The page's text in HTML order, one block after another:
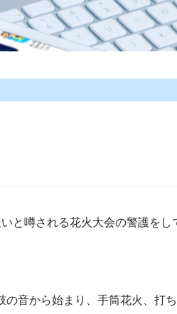
と噂される花火大会の警護をし
音から始まり、手筒花火、打